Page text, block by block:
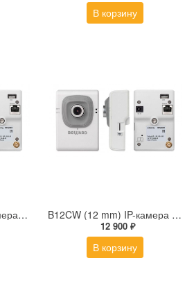
В корзину
B12CRW (8 mm) IP-камера 1Мп миниатюрная кубическая беспроводная с фиксированным объективом 8 мм PIR-датчиком и микрофоном B12CW (12 mm) IP-камера 1Мп миниатюрная кубическая беспроводная с фиксированным объективом 12 мм и микрофоном
12 900 ₽
В корзину